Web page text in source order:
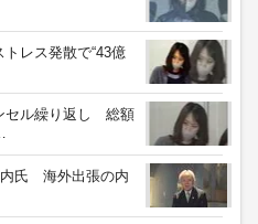
トレス発散で“43億
セル繰り返し 総額
内氏 海外出張の内